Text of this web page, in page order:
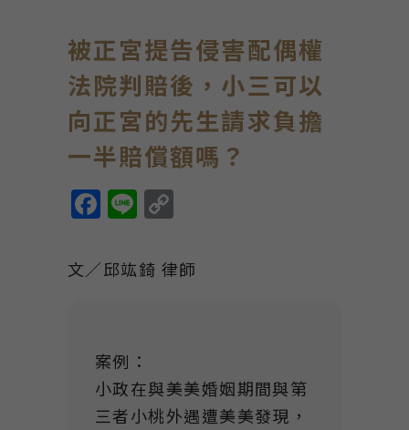
被正宮提告侵害配偶權
法院判賠後，小三可以
向正宮的先生請求負擔
一半賠償額嗎？
Facebook
Line
文／邱竑錡 律師
案例：
小政在與美美婚姻期間與第
三者小桃外遇遭美美發現，